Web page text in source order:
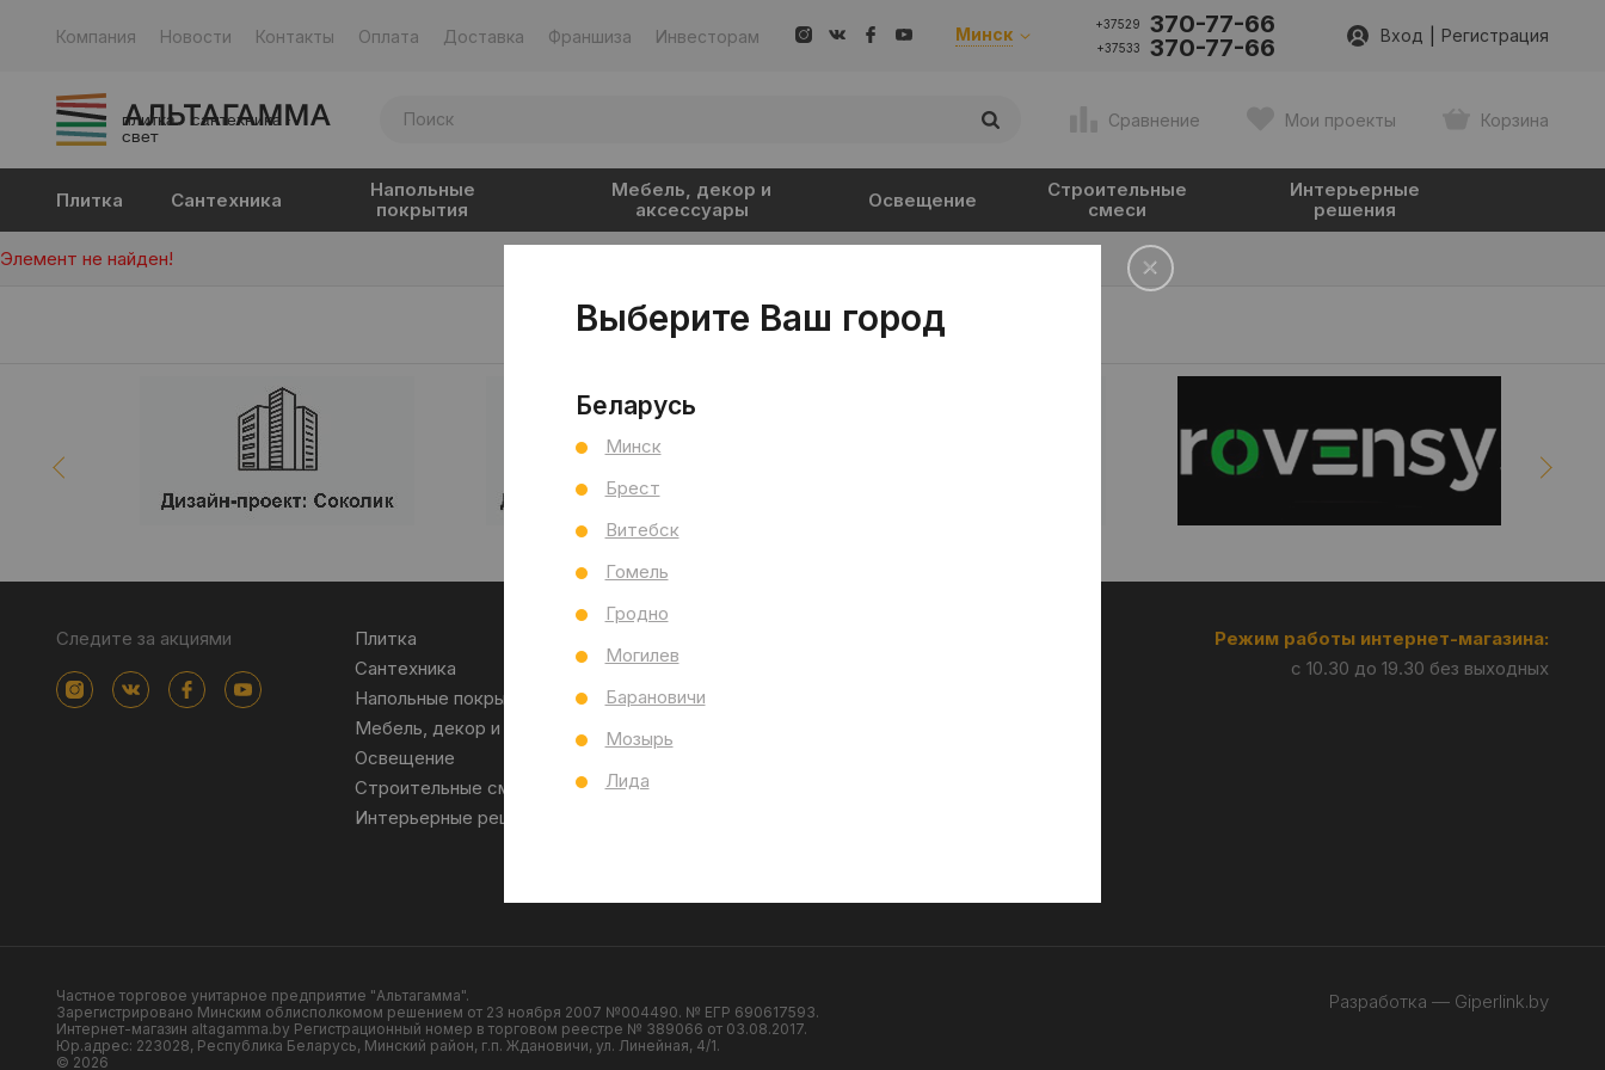
Компания Новости Контакты Оплата Доставка Франшиза Инвесторам Минск +37529 370-77-66
+37533 370-77-66 Вход Регистрация
плитка · сантехника ·
свет
Сравнение Мои проекты Корзина
Плитка Сантехника
Напольные
покрытия
Мебель, декор и
аксессуары
Освещение
Строительные
смеси
Интерьерные
решения
Элемент не найден!
Наши клиенты/проекты
Следите за акциями
Плитка
Сантехника
Напольные покрытия
Мебель, декор и аксессуары
Освещение
Строительные смеси
Интерьерные решения
Новости
Статьи
Доставка
Режим работы интернет-магазина:
с 10.30 до 19.30 без выходных
Частное торговое унитарное предприятие "Альтагамма".
Зарегистрировано Минским облисполкомом решением от 23 ноября 2007 №004490. № ЕГР 690617593.
Интернет-магазин altagamma.by Регистрационный номер в торговом реестре № 389066 от 03.08.2017.
Юр.адрес: 223028, Республика Беларусь, Минский район, г.п. Ждановичи, ул. Линейная, 4/1.
© 2026
Разработка — Giperlink.by
Выберите Ваш город
Беларусь
Минск
Брест
Витебск
Гомель
Гродно
Могилев
Барановичи
Мозырь
Лида